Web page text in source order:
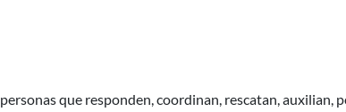
que responden, coordinan, rescatan, auxilian,